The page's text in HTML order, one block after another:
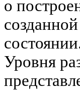
о
Уровня